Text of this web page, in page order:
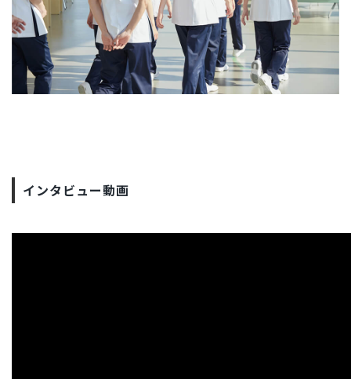
インタビュー動画